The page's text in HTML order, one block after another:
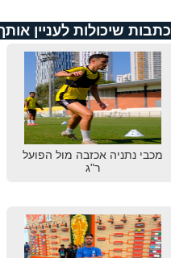
כתבות שיכולות לעניין
מכבי נתניה אכזבה מול הפועל
ר"ג